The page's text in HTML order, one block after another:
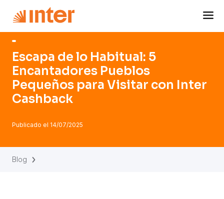
Escapa de lo Habitual: 5
Encantadores Pueblos
Pequeños para Visitar con Inter
Cashback
Publicado el 14/07/2025
Blog
Navigated to Escapa de lo Habitual: 5 Encantadores